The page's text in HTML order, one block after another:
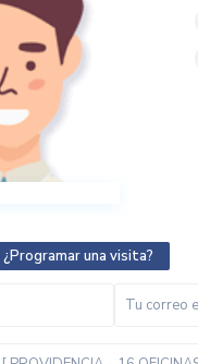
¿Programar una visita?